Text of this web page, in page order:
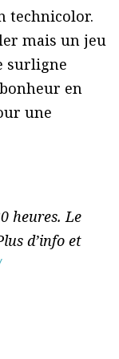
technicolor.
mais un jeu
surligne
en
une
heures. Le
d’info et